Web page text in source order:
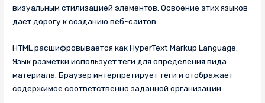
визуальным стилизацией элементов. Освоение этих языков
даёт дорогу к созданию веб-сайтов.
HTML расшифровывается как HyperText Markup Language.
Язык разметки использует теги для определения вида
материала. Браузер интерпретирует теги и отображает
содержимое соответственно заданной организации.